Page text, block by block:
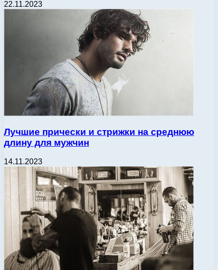
22.11.2023
Лучшие прически и стрижки на среднюю
длину для мужчин
14.11.2023